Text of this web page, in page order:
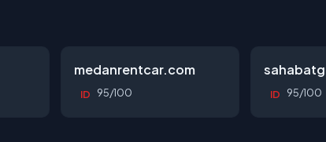
medanrentcar.com
ID 95/100 ID 95/100